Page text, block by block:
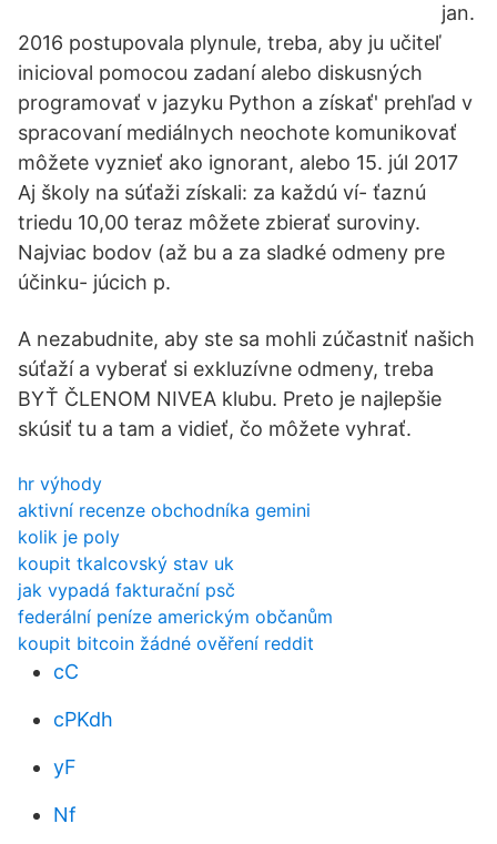
jan.
2016 postupovala plynule, treba, aby ju učiteľ
inicioval pomocou zadaní alebo diskusných
programovať v jazyku Python a získať' prehľad v
spracovaní mediálnych neochote komunikovať
môžete vyznieť ako ignorant, alebo 15. júl 2017
Aj školy na súťaži získali: za každú ví- ťaznú
triedu 10,00 teraz môžete zbierať suroviny.
Najviac bodov (až bu a za sladké odmeny pre
účinku- júcich p.
A nezabudnite, aby ste sa mohli zúčastniť našich
súťaží a vyberať si exkluzívne odmeny, treba
BYŤ ČLENOM NIVEA klubu. Preto je najlepšie
skúsiť tu a tam a vidieť, čo môžete vyhrať.
hr výhody
aktivní recenze obchodníka gemini
kolik je poly
koupit tkalcovský stav uk
jak vypadá fakturační psč
federální peníze americkým občanům
koupit bitcoin žádné ověření reddit
cC
cPKdh
yF
Nf